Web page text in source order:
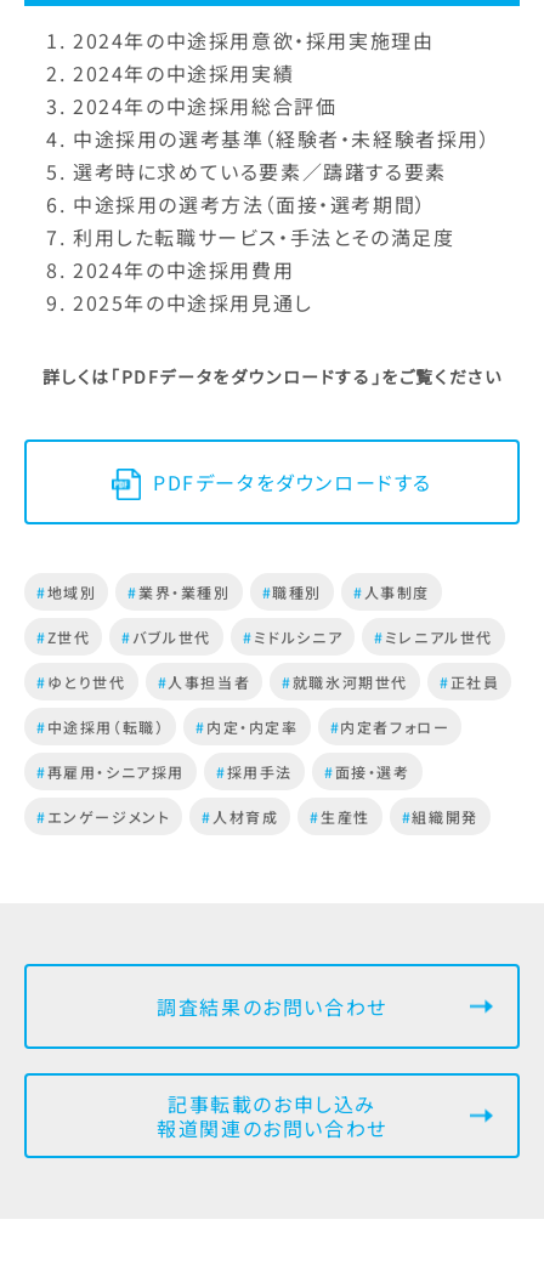
2024年の中途採用意欲・採用実施理由
2024年の中途採用実績
2024年の中途採用総合評価
中途採用の選考基準（経験者・未経験者採用）
選考時に求めている要素／躊躇する要素
中途採用の選考方法（面接・選考期間）
利用した転職サービス・手法とその満足度
2024年の中途採用費用
2025年の中途採用見通し
詳しくは「PDFデータをダウンロードする」をご覧ください
PDFデータをダウンロードする
#地域別 #業界・業種別 #職種別 # 人事制度
#Z世代 #バブル世代 #ミドルシニア #ミレニアル世代
#ゆとり世代 #人事担当者 #就職氷河期世代 #正社員
#中途採用（転職） #内定・内定率 #内定者フォロー
#再雇用・シニア採用 #採用手法 #面接・選考
#エンゲージメント # 人材育成 #生産性 #組織開発
調査結果のお問い合わせ
記事転載のお申し込み
報道関連のお問い合わせ